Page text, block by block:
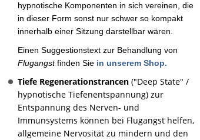
hypnotische Komponenten in sich vereinen, die
in dieser Form sonst nur schwer so kompakt
innerhalb einer Sitzung darstellbar wären.
Einen Suggestionstext zur Behandlung von
Flugangstfinden Sie in unserem Shop.
Tiefe Regenerationstrancen ("Deep State" /
hypnotische Tiefenentspannung) zur
Entspannung des Nerven- und
Immunsystems können bei Flugangst helfen,
allgemeine Nervosität zu mindern und den